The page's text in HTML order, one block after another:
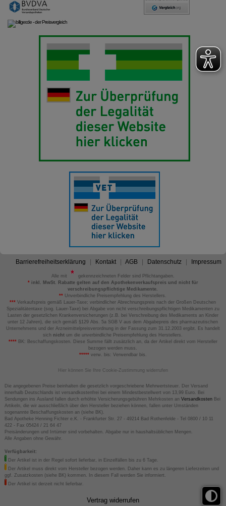
Barrierefreiheitserklärung Kontakt AGB Datenschutz Impressum
Alle mit
gekennzeichneten Felder sind Pflichtangaben.
*inkl. MwSt. Rabatte gelten auf den Apothekenverkaufspreis und nicht für
verschreibungspflichtige Medikamente.
** Unverbindliche Preisempfehlung des Herstellers.
*** Verkaufspreis gemäß Lauer-Taxe; verbindlicher Abrechnungspreis nach der Großen Deutschen
Spezialitätentaxe (sog. Lauer-Taxe) bei Abgabe von nicht verschreibungspflichtigen Medikamenten zu
Lasten der gesetzlichen Krankenversicherungen (z.B. bei Verschreibung des Medikaments an Kinder
unter 12 Jahren), die sich gemäß §129 Abs. 5a SGB V aus dem Abgabepreis des pharmazeutischen
Unternehmens und der Arzneimittelpreisverordnung in der Fassung zum 31.12.2003 ergibt. Es handelt
sich nicht um die unverbindliche Preisempfehlung des Herstellers.
****BK: Beschaffungskosten. Diese Summe fällt zusätzlich an, da der Artikel direkt vom Hersteller
bezogen werden muss.
*****verw. bis: Verwendbar bis.
Hier können Sie Ihre Cookie-Zustimmung widerrufen
Die angegebenen Preise beinhalten die gesetzlich vorgeschriebene Mehrwertsteuer. Der Versand
innerhalb Deutschlands ist versandkostenfrei bei einem Mindestbestellwert von 13,99 Euro. Bei
Sendungen ins Ausland fallen durch erhöhte Versicherungsgebühren Mehrkosten an VersandkostenBei
Artikeln, die wir ausschließlich über den Hersteller beziehen können, fallen unter Umständen
sogenannte Beschaffungskosten an (siehe BK).
Bad Apotheke Henning Fichter e.K. - Frankfurter Str. 27 - 49214 Bad Rothenfelde - Tel 0800 / 10 11
422 - Fax 05424 / 21 64 47
Preisänderungen und Irrtümer sind vorbehalten. Abgabe nur in haushaltsüblichen Mengen.
Alle Angaben ohne Gewähr.
Verfügbarkeit:
Der Artikel ist in der Regel sofort lieferbar, in Einzelfällen bis zu 6 Tage.
Der Artikel muss direkt vom Hersteller bezogen werden. Daher kann es zu längeren Lieferzeiten und
ggf. Zusatzkosten (siehe BK) kommen. In diesem Fall werden Sie informiert.
Der Artikel ist derzeit nicht lieferbar.
Vertrag widerrufen